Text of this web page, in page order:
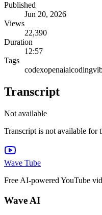
Published
Jun 20, 2026
Views
22,390
Duration
12:57
Tags
codexopenaiaicoding
Transcript
Not available
Transcript is not available for
Wave Tube
Free AI-powered YouTube
Wave AI